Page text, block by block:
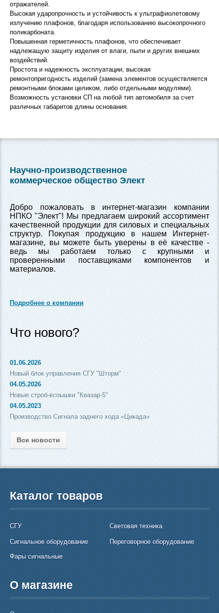
отражателей.
Высокая ударопрочность и устойчивость к ультрафиолетовому
излучению плафонов, благодаря использованию высокопрочного
поликарбоната.
Повышенная герметичность плафонов, что обеспечивает
надлежащую защиту изделия от влаги, пыли и других внешних
воздействий.
Простота и надежность эксплуатации, высокая
ремонтопригодность изделий (замена элементов осуществляется
ремонтными блоками целиком, либо отдельными модулями).
Возможность установки СП на любой тип автомобиля за счет
различных габаритов длины основания.
Научно-производственное
коммерческое общество Элект
Добро пожаловать в интернет-магазин компании
НПКО "Элект"! Мы предлагаем широкий ассортимент
качественной продукции для силовых и специальных
структур. Покупая продукцию в нашем Интернет-
магазине, вы можете быть уверены в её качестве -
ведь мы работаем только с крупными и
проверенными поставщиками компонентов и
материалов.
Подробнее о компании
Что нового?
01.06.2026
Новый блок управления СГУ "Шторм"
04.05.2026
Новые строб-вспышки "Квазар-5"
04.05.2023
Производство Сигнала заднего хода «Цикада»
Все новости
Каталог товаров
СГУ Световая техника
Сигнальное оборудование
Переговорное оборудование
Фары сигнальные
О магазине